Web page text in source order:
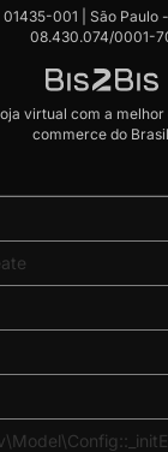
001 | São Paulo
08.430.074/0001-
virtual com a
commerce do